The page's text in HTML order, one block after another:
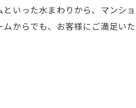
いった水まわりから、マンシ
からでも、お客様にご満足い